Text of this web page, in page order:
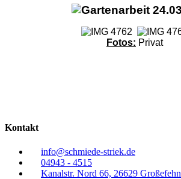
Fotos: Privat
Kontakt
info@schmiede-striek.de
04943 - 4515
Kanalstr. Nord 66, 26629 Großefehn